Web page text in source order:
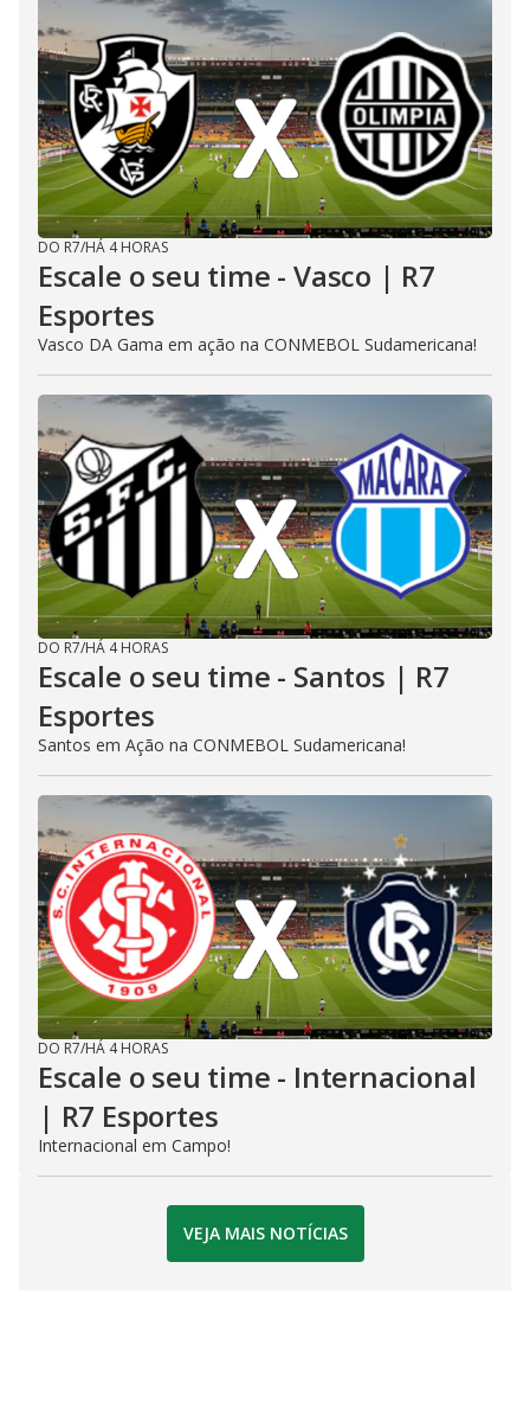
DO R7/HÁ 4 HORAS
Escale o seu time - Vasco | R7
Esportes
Vasco DA Gama em ação na CONMEBOL Sudamericana!
DO R7/HÁ 4 HORAS
Escale o seu time - Santos | R7
Esportes
Santos em Ação na CONMEBOL Sudamericana!
DO R7/HÁ 4 HORAS
Escale o seu time - Internacional
| R7 Esportes
Internacional em Campo!
VEJA MAIS NOTÍCIAS